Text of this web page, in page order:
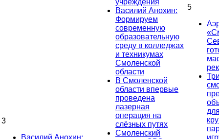
3
учреждения
Василий Анохин:
Формируем
современную
образовательную
среду в колледжах
и техникумах
Смоленской
области
В Смоленской
области впервые
проведена
лазерная
операция на
слёзных путях
Смоленский
5